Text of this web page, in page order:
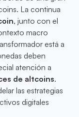
La continua
, junto con el
macro
está a
deben
atención a
de altcoins.
las estrategias
digitales